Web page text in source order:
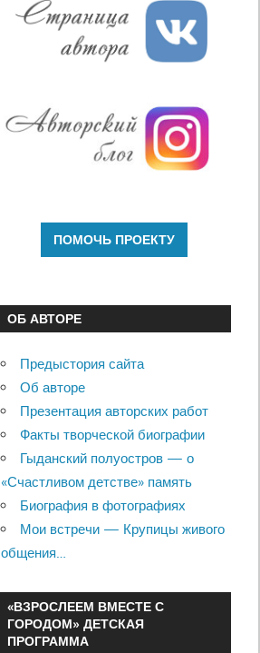
ОБ АВТОРЕ
Предыстория сайта
Об авторе
Презентация авторских работ
Факты творческой биографии
Гыданский полуостров — о
«Счастливом детстве» память
Биография в фотографиях
Мои встречи — Крупицы живого
общения…
«ВЗРОСЛЕЕМ ВМЕСТЕ С
ГОРОДОМ» ДЕТСКАЯ
ПРОГРАММА